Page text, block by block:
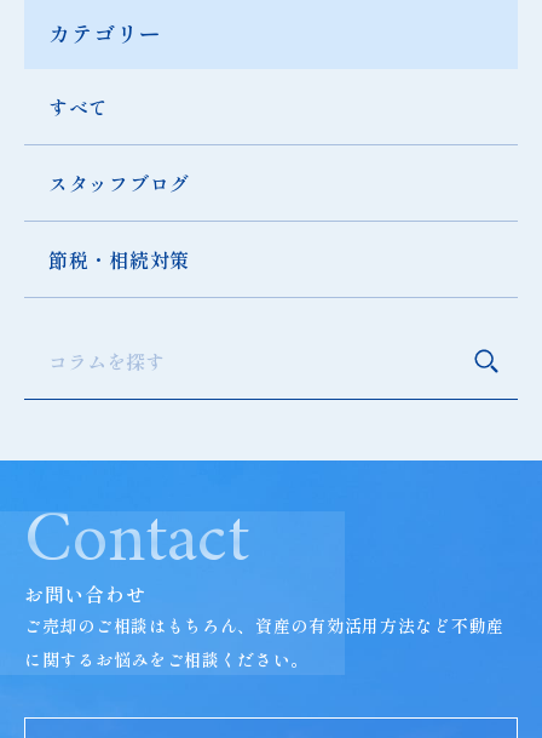
カテゴリー
すべて
スタッフブログ
節税・相続対策
検索
Contact
お問い合わせ
ご売却のご相談はもちろん、資産の有効活用方法など不動産
に関するお悩みをご相談ください。